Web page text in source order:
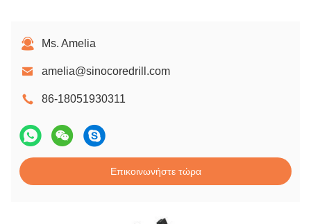
Ms. Amelia
amelia@sinocoredrill.com
86-18051930311
Επικοινωνήστε τώρα